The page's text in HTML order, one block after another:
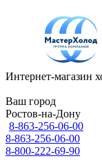
Интернет-магазин
Ваш город
Ростов-на-Дону
8-863-256-06-00
8-863-256-06-00
8-800-222-69-90